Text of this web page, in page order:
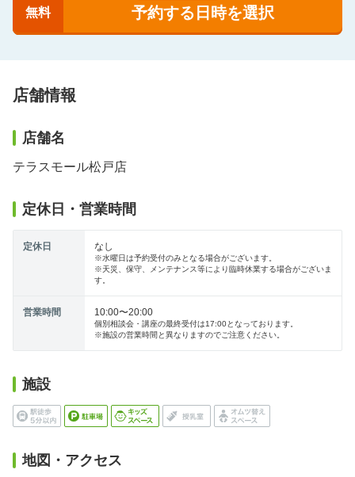
無料 予約する日時を選択
店舗情報
店舗名
テラスモール松戸店
定休日・営業時間
定休日 なし
※水曜日は予約受付のみとなる場合がございます。
※天災、保守、メンテナンス等により臨時休業する場合がございま
す。
営業時間 10:00〜20:00
個別相談会・講座の最終受付は17:00となっております。
※施設の営業時間と異なりますのでご注意ください。
施設
地図・アクセス